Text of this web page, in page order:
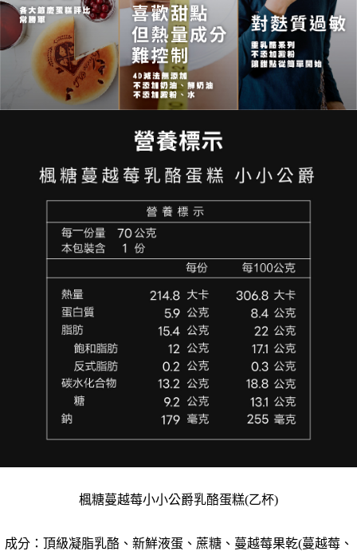
楓糖蔓越莓小小公爵乳酪蛋糕(乙杯)
成分：頂級凝脂乳酪、新鮮液蛋、蔗糖、蔓越莓果乾(蔓越莓、